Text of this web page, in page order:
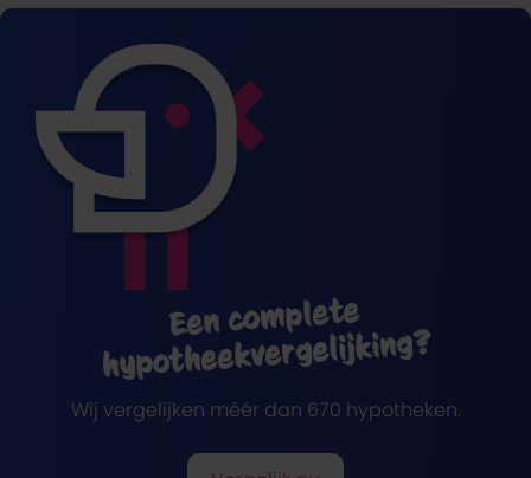
Een complete
hypotheekvergelijking?
Wij vergelijken méér dan 670 hypotheken.